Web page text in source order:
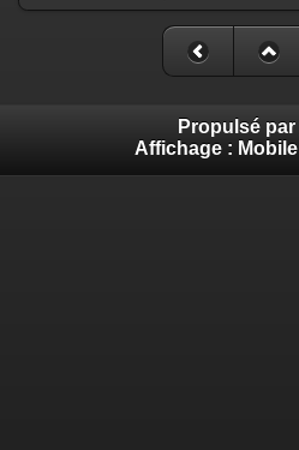
Propulsé par
Affichage : Mobile